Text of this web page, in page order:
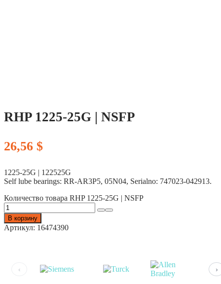
RHP 1225-25G | NSFP
26,56 $
1225-25G | 122525G
Self lube bearings: RR-AR3P5, 05N04, Serialno: 747023-042913.
Количество товара RHP 1225-25G | NSFP
В корзину
Артикул: 16474390
‹ ›